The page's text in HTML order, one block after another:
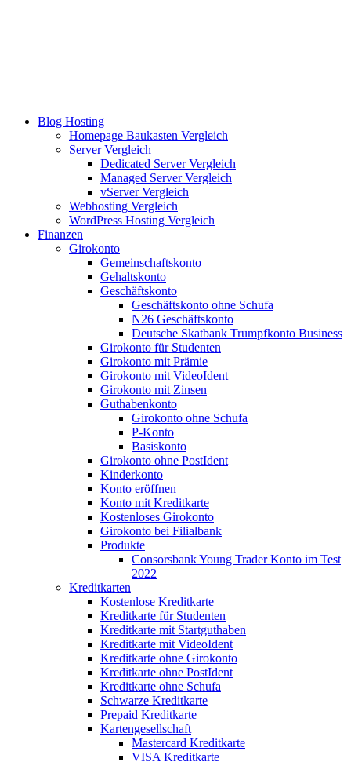
Blog Hosting
Homepage Baukasten Vergleich
Server Vergleich
Dedicated Server Vergleich
Managed Server Vergleich
vServer Vergleich
Webhosting Vergleich
WordPress Hosting Vergleich
Finanzen
Girokonto
Gemeinschaftskonto
Gehaltskonto
Geschäftskonto
Geschäftskonto ohne Schufa
N26 Geschäftskonto
Deutsche Skatbank Trumpfkonto Business
Girokonto für Studenten
Girokonto mit Prämie
Girokonto mit VideoIdent
Girokonto mit Zinsen
Guthabenkonto
Girokonto ohne Schufa
P-Konto
Basiskonto
Girokonto ohne PostIdent
Kinderkonto
Konto eröffnen
Konto mit Kreditkarte
Kostenloses Girokonto
Girokonto bei Filialbank
Produkte
Consorsbank Young Trader Konto im Test
2022
Kreditkarten
Kostenlose Kreditkarte
Kreditkarte für Studenten
Kreditkarte mit Startguthaben
Kreditkarte mit VideoIdent
Kreditkarte ohne Girokonto
Kreditkarte ohne PostIdent
Kreditkarte ohne Schufa
Schwarze Kreditkarte
Prepaid Kreditkarte
Kartengesellschaft
Mastercard Kreditkarte
VISA Kreditkarte